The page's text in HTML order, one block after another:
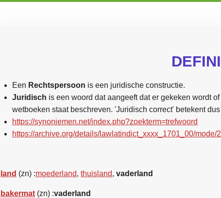
Een Rechtspersoon is een juridische constructie.
Juridisch is een woord dat aangeeft dat er gekeken wordt
wetboeken staat beschreven. 'Juridisch correct' betekent
https://synoniemen.net/index.php?zoekterm=trefwoord
https://archive.org/details/lawlatindict_xxxx_1701_00/mode/
land (zn) :moederland, thuisland, vaderland
bakermat (zn) :vaderland